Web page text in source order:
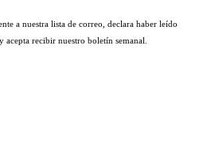
a nuestra lista de correo, declara haber leído
acepta recibir nuestro boletín semanal.